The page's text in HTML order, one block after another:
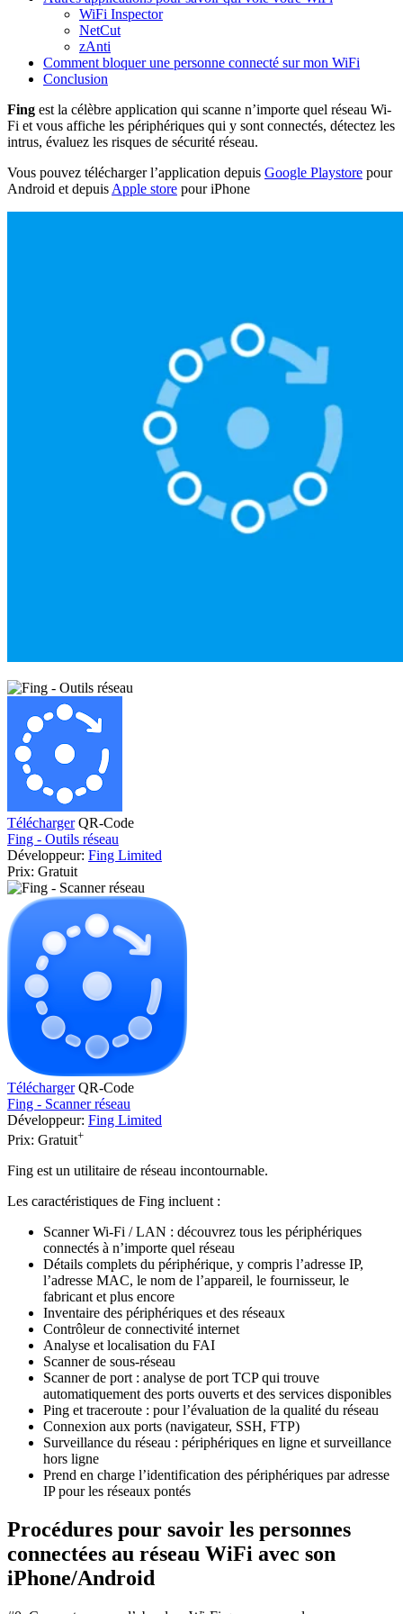
WiFi Inspector
NetCut
zAnti
Comment bloquer une personne connecté sur mon WiFi
Conclusion
Fing est la célèbre application qui scanne n’importe quel réseau Wi-
Fi et vous affiche les périphériques qui y sont connectés, détectez les
intrus, évaluez les risques de sécurité réseau.
Vous pouvez télécharger l’application depuis Google Playstore pour
Android et depuis Apple store pour iPhone
Télécharger QR-Code
Fing - Outils réseau
Développeur: Fing Limited
Prix: Gratuit
Télécharger QR-Code
Fing - Scanner réseau
Développeur: Fing Limited
Prix: Gratuit+
Fing est un utilitaire de réseau incontournable.
Les caractéristiques de Fing incluent :
Scanner Wi-Fi / LAN : découvrez tous les périphériques
connectés à n’importe quel réseau
Détails complets du périphérique, y compris l’adresse IP,
l’adresse MAC, le nom de l’appareil, le fournisseur, le
fabricant et plus encore
Inventaire des périphériques et des réseaux
Contrôleur de connectivité internet
Analyse et localisation du FAI
Scanner de sous-réseau
Scanner de port : analyse de port TCP qui trouve
automatiquement des ports ouverts et des services disponibles
Ping et traceroute : pour l’évaluation de la qualité du réseau
Connexion aux ports (navigateur, SSH, FTP)
Surveillance du réseau : périphériques en ligne et surveillance
hors ligne
Prend en charge l’identification des périphériques par adresse
IP pour les réseaux pontés
Procédures pour savoir les personnes
connectées au réseau WiFi avec son
iPhone/Android